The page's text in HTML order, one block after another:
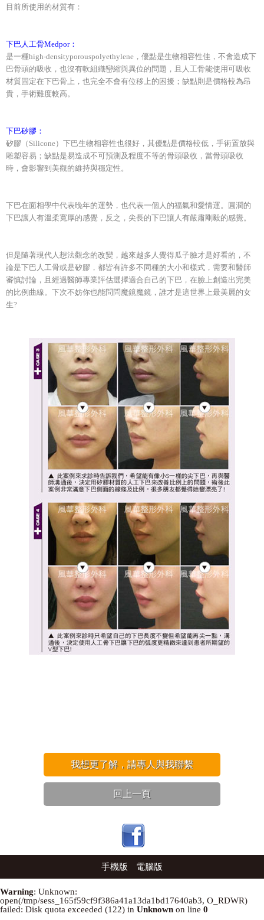
目前所使用的材質有：
下巴人工骨Medpor：
是一種high-densityporouspolyethylene，優點是生物相容性佳，不會造成下
巴骨頭的吸收，也沒有軟組織巒縮與異位的問題，且人工骨能使用可吸收
材質固定在下巴骨上，也完全不會有位移上的困擾；缺點則是價格較為昂
貴，手術難度較高。
下巴矽膠：
矽膠（Silicone）下巴生物相容性也很好，其優點是價格較低，手術置放與
雕塑容易；缺點是易造成不可預測及程度不等的骨頭吸收，當骨頭吸收
時，會影響到美觀的維持與穩定性。
下巴在面相學中代表晚年的運勢，也代表一個人的福氣和愛情運。圓潤的
下巴讓人有溫柔寬厚的感覺，反之，尖長的下巴讓人有嚴肅剛毅的感覺。
但是隨著現代人想法觀念的改變，越來越多人覺得瓜子臉才是好看的，不
論是下巴人工骨或是矽膠，都皆有許多不同種的大小和樣式，需要和醫師
審慎討論，且經過醫師專業評估選擇適合自己的下巴，在臉上創造出完美
的比例曲線。下次不妨你也能問問魔鏡魔鏡，誰才是這世界上最美麗的女
生?
我想更了解，請專人與我聯繫
回上一頁
手機版 電腦版
Warning: Unknown:
open(/tmp/sess_165f59cf9f386a41a13da1bd17640ab3, O_RDWR)
failed: Disk quota exceeded (122) in Unknown on line 0